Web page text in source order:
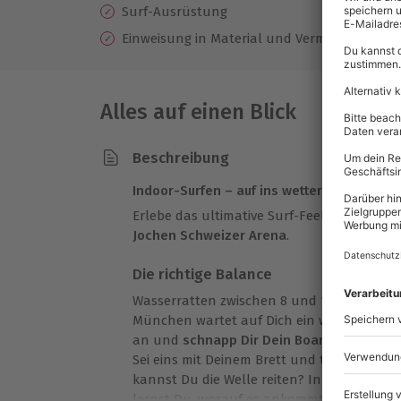
Surf-Ausrüstung
Einweisung in Material und Vermittlung von
Alles auf einen Blick
Beschreibung
Indoor-Surfen – auf ins wetterfeste
Erlebe das ultimative Surf-Feeling beim
Jochen Schweizer Arena.
Die richtige Balance
Wasserratten zwischen 8 und 14 Jahren
München wartet auf Dich ein wahres
an und schnapp Dir Dein Board
. Für 1,5
Sei eins mit Deinem Brett und teste
kannst Du die Welle reiten? In Begleitung